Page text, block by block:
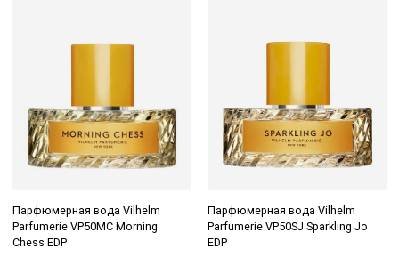
Парфюмерная вода Vilhelm
Parfumerie VP50MC Morning
Chess EDP
Парфюмерная вода Vilhelm
Parfumerie VP50SJ Sparkling Jo
EDP